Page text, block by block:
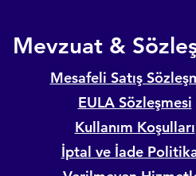
​Mevzuat &
Mesafeli Satış
EULA Sözleşmesi
Kullanım Koşulları
İptal ve İade